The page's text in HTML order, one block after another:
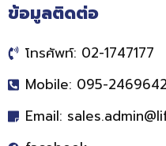
ข้อมูลติดต่อ
โทรศัพท์: 02-1747177
Mobile: 095-2469642
Email: